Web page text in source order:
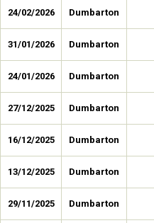
24/02/2026 Dumbarton
31/01/2026 Dumbarton
24/01/2026 Dumbarton
27/12/2025 Dumbarton
16/12/2025 Dumbarton
13/12/2025 Dumbarton
29/11/2025 Dumbarton